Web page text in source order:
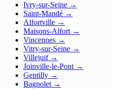
Ivry-sur-Seine →
Saint-Mandé →
Alfortville →
Maisons-Alfort →
Vincennes →
Vitry-sur-Seine →
Villejuif →
Joinville-le-Pont →
Gentilly →
Bagnolet →